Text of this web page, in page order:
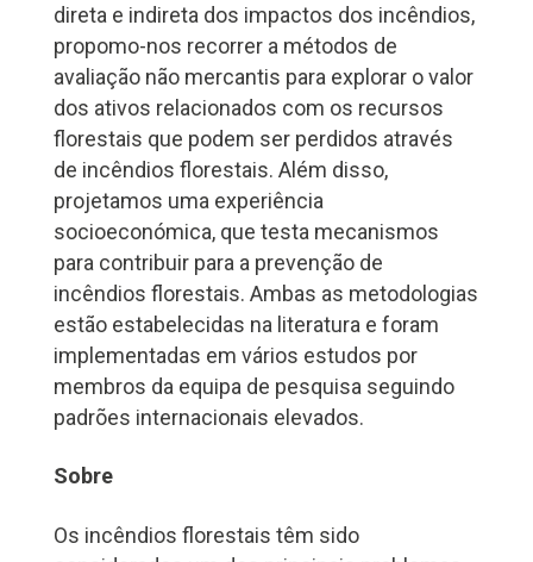
direta e indireta dos impactos dos incêndios,
propomo-nos recorrer a métodos de
avaliação não mercantis para explorar o valor
dos ativos relacionados com os recursos
florestais que podem ser perdidos através
de incêndios florestais. Além disso,
projetamos uma experiência
socioeconómica, que testa mecanismos
para contribuir para a prevenção de
incêndios florestais. Ambas as metodologias
estão estabelecidas na literatura e foram
implementadas em vários estudos por
membros da equipa de pesquisa seguindo
padrões internacionais elevados.
Sobre
Os incêndios florestais têm sido